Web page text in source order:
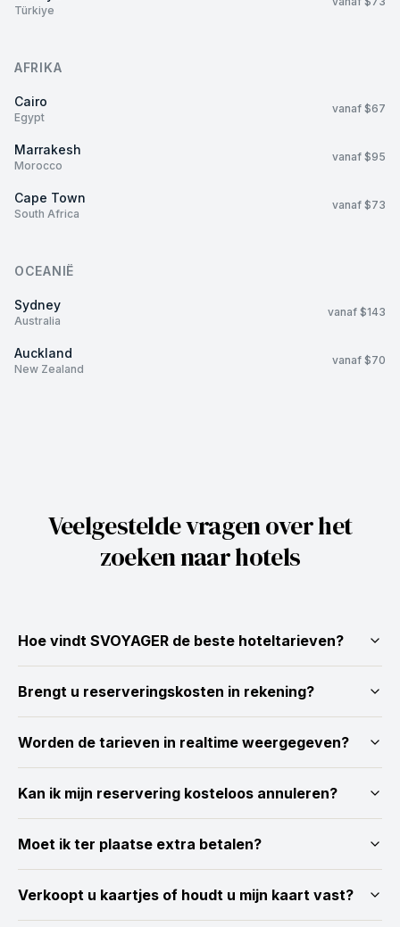
Türkiye
AFRIKA
Cairo
Egypt
vanaf $67
Marrakesh
Morocco
vanaf $95
Cape Town
South Africa
vanaf $73
OCEANIË
Sydney
Australia
vanaf $143
Auckland
New Zealand
vanaf $70
Veelgestelde vragen over het
zoeken naar hotels
Hoe vindt SVOYAGER de beste hoteltarieven?
Brengt u reserveringskosten in rekening?
Worden de tarieven in realtime weergegeven?
Kan ik mijn reservering kosteloos annuleren?
Moet ik ter plaatse extra betalen?
Verkoopt u kaartjes of houdt u mijn kaart vast?